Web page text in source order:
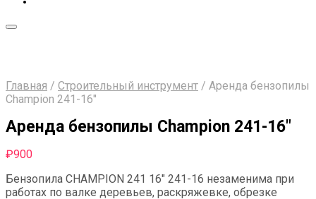
Главная / Строительный инструмент / Аренда бензопилы
Champion 241-16″
Аренда бензопилы Champion 241-16″
₽900
Бензопила CHAMPION 241 16″ 241-16 незаменима при
работах по валке деревьев, раскряжевке, обрезке